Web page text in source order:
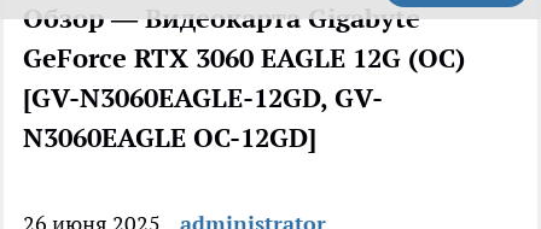
Обзор — Видеокарта Gigabyte
GeForce RTX 3060 EAGLE 12G (OC)
[GV-N3060EAGLE-12GD, GV-
N3060EAGLE OC-12GD]